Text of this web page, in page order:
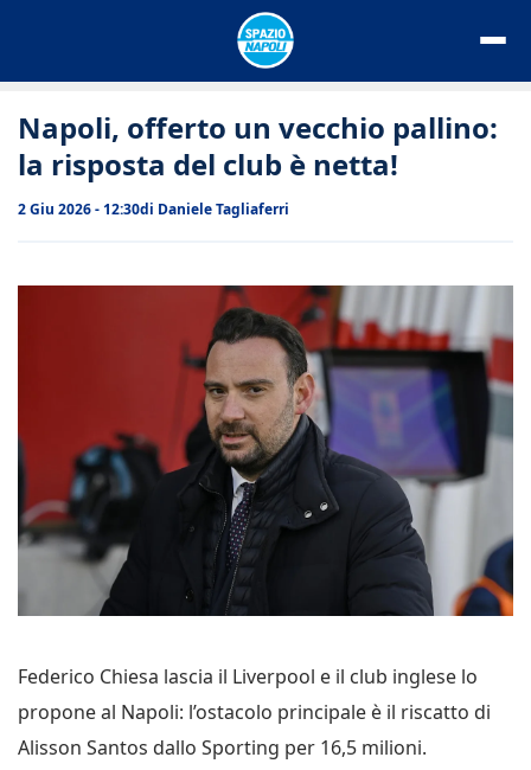
Napoli, offerto un vecchio pallino:
la risposta del club è netta!
2 Giu 2026 - 12:30di Daniele Tagliaferri
Federico Chiesa lascia il Liverpool e il club inglese lo
propone al Napoli: l’ostacolo principale è il riscatto di
Alisson Santos dallo Sporting per 16,5 milioni.